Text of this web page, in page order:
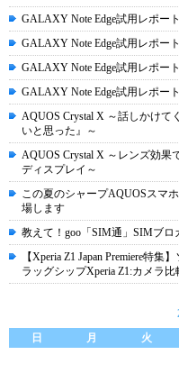
GALAXY Note Edge試用レポー
GALAXY Note Edge試用レポー
GALAXY Note Edge試用レポー
GALAXY Note Edge試用レポー
AQUOS Crystal X ～話しかけ
いと思った』～
AQUOS Crystal X ～レンズ効果
ディスプレイ～
この夏のシャープAQUOSスマ
場します
教えて！goo「SIM通」SIMブロ
【Xperia Z1 Japan Premiere特
ラッグシップXperia Z1:カメラ比
日
月 火